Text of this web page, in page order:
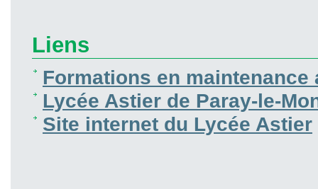
Liens
Formations en maintenance
Lycée Astier de Paray-le-
Site internet du Lycée Astier